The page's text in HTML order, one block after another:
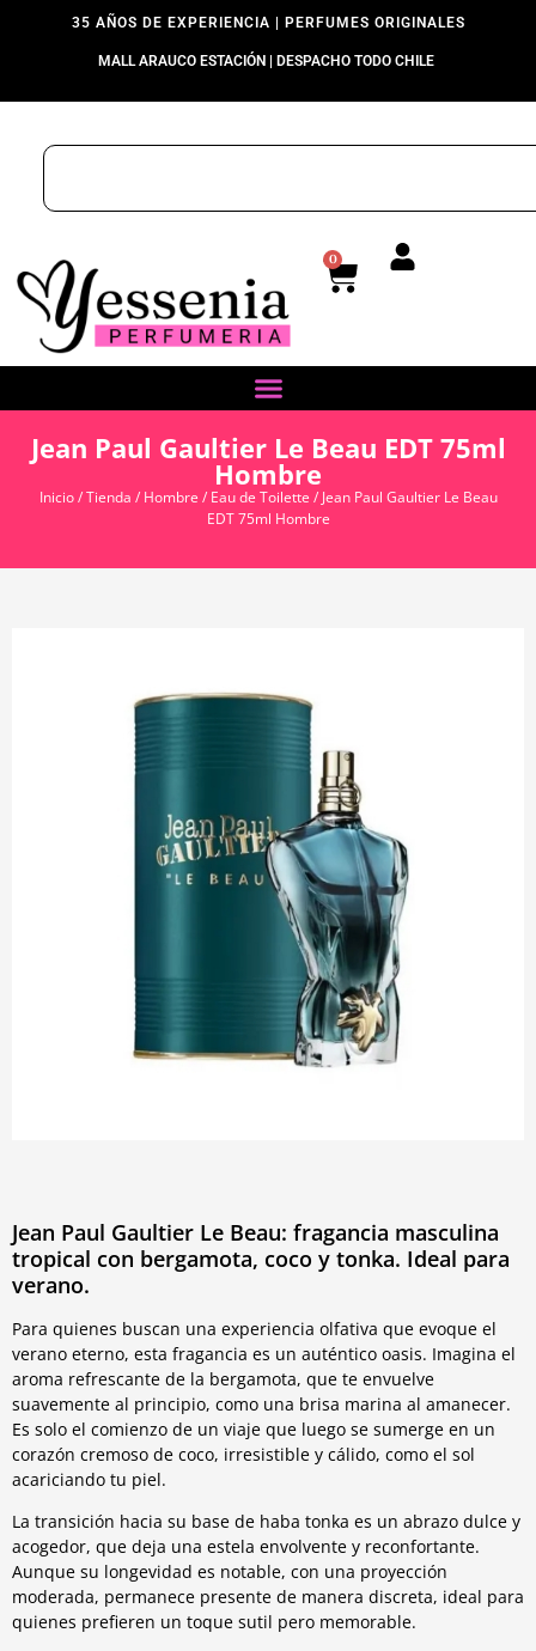
35 AÑOS DE EXPERIENCIA | PERFUMES ORIGINALES
MALL ARAUCO ESTACIÓN | DESPACHO TODO CHILE
0
Jean Paul Gaultier Le Beau EDT 75ml
Hombre
Inicio/Tienda / Hombre / Eau de Toilette / Jean Paul Gaultier Le Beau
EDT 75ml Hombre
Jean Paul Gaultier Le Beau: fragancia masculina
tropical con bergamota, coco y tonka. Ideal para
verano.
Para quienes buscan una experiencia olfativa que evoque el
verano eterno, esta fragancia es un auténtico oasis. Imagina el
aroma refrescante de la bergamota, que te envuelve
suavemente al principio, como una brisa marina al amanecer.
Es solo el comienzo de un viaje que luego se sumerge en un
corazón cremoso de coco, irresistible y cálido, como el sol
acariciando tu piel.
La transición hacia su base de haba tonka es un abrazo dulce y
acogedor, que deja una estela envolvente y reconfortante.
Aunque su longevidad es notable, con una proyección
moderada, permanece presente de manera discreta, ideal para
quienes prefieren un toque sutil pero memorable.